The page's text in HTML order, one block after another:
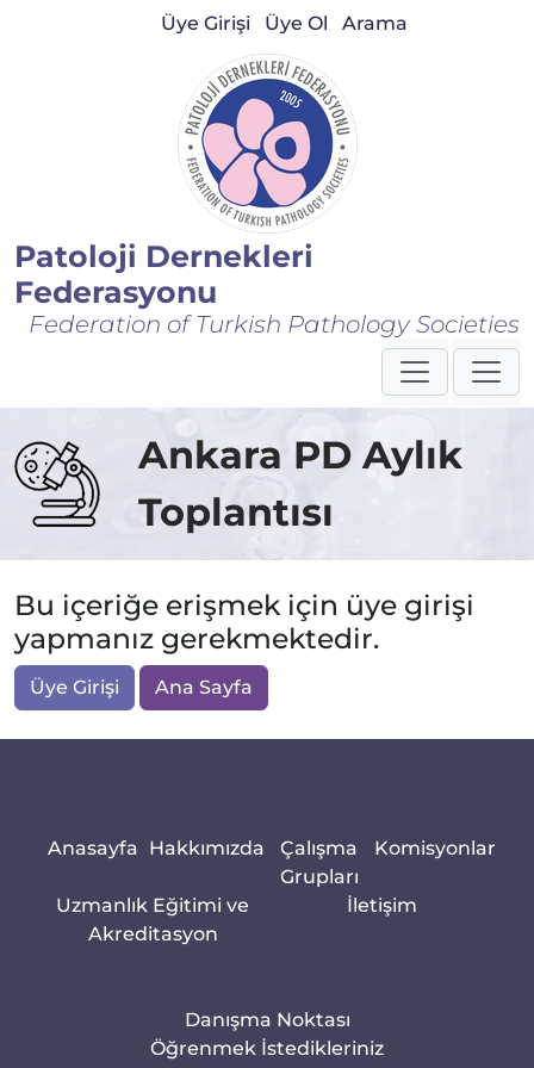
Patoloji Dernekleri
Federasyonu
Federation of Turkish Pathology Societies
Üye Girişi Üye Ol Arama
Ankara PD Aylık
Toplantısı
Bu içeriğe erişmek için üye girişi
yapmanız gerekmektedir.
Üye Girişi Ana Sayfa
Anasayfa Hakkımızda
Çalışma
Grupları
Komisyonlar
Uzmanlık Eğitimi ve
Akreditasyon
İletişim
Danışma Noktası
Öğrenmek İstedikleriniz